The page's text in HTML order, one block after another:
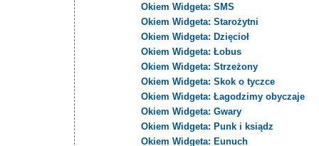
Okiem Widgeta: SMS
Okiem Widgeta: Starożytni
Okiem Widgeta: Dzięcioł
Okiem Widgeta: Łobus
Okiem Widgeta: Strzeżony
Okiem Widgeta: Skok o tyczce
Okiem Widgeta: Łagodzimy obyczaje
Okiem Widgeta: Gwary
Okiem Widgeta: Punk i ksiądz
Okiem Widgeta: Eunuch